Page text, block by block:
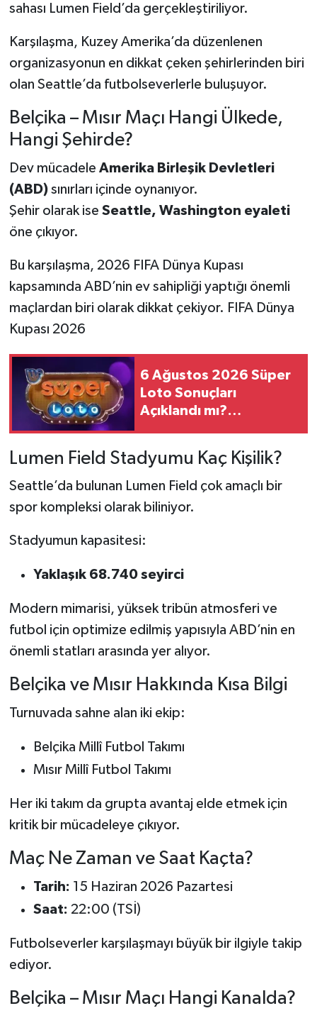
sahası Lumen Field’da gerçekleştiriliyor.
Karşılaşma, Kuzey Amerika’da düzenlenen
organizasyonun en dikkat çeken şehirlerinden biri
olan Seattle’da futbolseverlerle buluşuyor.
Belçika – Mısır Maçı Hangi Ülkede,
Hangi Şehirde?
Dev mücadele Amerika Birleşik Devletleri
(ABD)sınırları içinde oynanıyor.
Şehir olarak ise Seattle, Washington eyaleti
öne çıkıyor.
Bu karşılaşma, 2026 FIFA Dünya Kupası
kapsamında ABD’nin ev sahipliği yaptığı önemli
maçlardan biri olarak dikkat çekiyor. FIFA Dünya
Kupası 2026
6 Ağustos 2026 Süper
Loto Sonuçları
Açıklandı mı?
Lumen Field Stadyumu Kaç Kişilik?
Seattle’da bulunan Lumen Field çok amaçlı bir
spor kompleksi olarak biliniyor.
Stadyumun kapasitesi:
Yaklaşık 68.740 seyirci
Modern mimarisi, yüksek tribün atmosferi ve
futbol için optimize edilmiş yapısıyla ABD’nin en
önemli statları arasında yer alıyor.
Belçika ve Mısır Hakkında Kısa Bilgi
Turnuvada sahne alan iki ekip:
Belçika Millî Futbol Takımı
Mısır Millî Futbol Takımı
Her iki takım da grupta avantaj elde etmek için
kritik bir mücadeleye çıkıyor.
Maç Ne Zaman ve Saat Kaçta?
Tarih: 15 Haziran 2026 Pazartesi
Saat: 22:00 (TSİ)
Futbolseverler karşılaşmayı büyük bir ilgiyle takip
ediyor.
Belçika – Mısır Maçı Hangi Kanalda?